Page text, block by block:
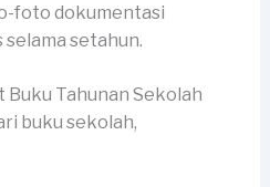
foto dokumentasi
setahun.
Buku Tahunan Sekolah
buku sekolah,